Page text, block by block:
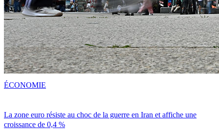
La zone euro résiste au choc de la guerre en Iran et affiche une
croissance de 0,4 %
ÉCONOMIE